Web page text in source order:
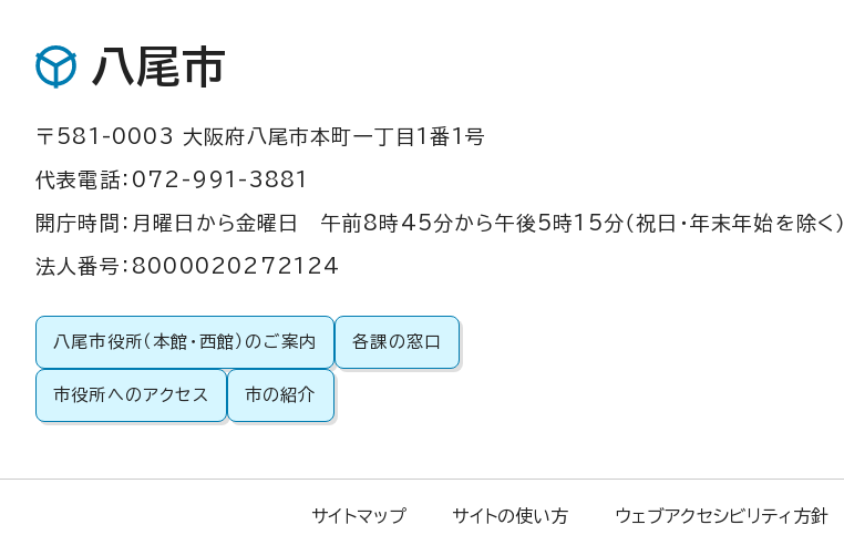
八尾市
〒581-0003 大阪府八尾市本町一丁目1番1号
代表電話：072-991-3881
開庁時間：月曜日から金曜日 午前8時45分から午後5時15分（祝日・年末年始を除く）
法人番号：8000020272124
八尾市役所（本館・西館）のご案内 各課の窓口
市役所へのアクセス 市の紹介
サイトマップ サイトの使い方 ウェブアクセシビリティ方針